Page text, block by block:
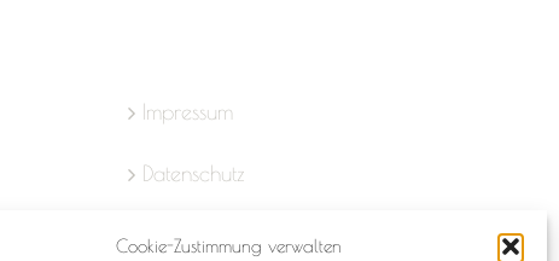
Cookie-Zustimmung verwalten
Impressum
Datenschutz
Cookie-Richtlinie (EU)